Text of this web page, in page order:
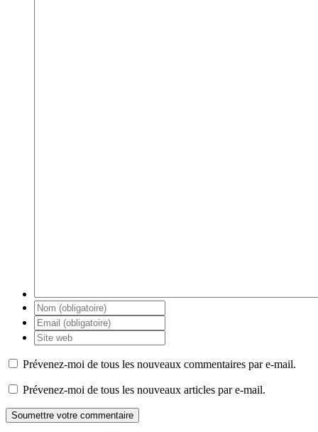
Prévenez-moi de tous les nouveaux commentaires par e-mail.
Prévenez-moi de tous les nouveaux articles par e-mail.
Soumettre votre commentaire